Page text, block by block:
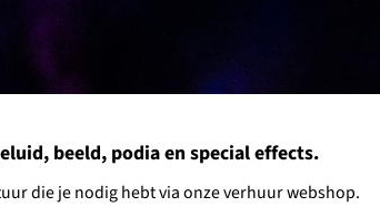
beeld, podia en special effects.
die je nodig hebt via onze verhuur webshop.